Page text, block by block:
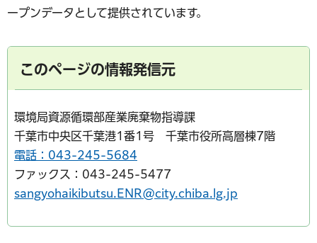
ープンデータとして提供されています。
このページの情報発信元
環境局資源循環部産業廃棄物指導課
千葉市中央区千葉港1番1号 千葉市役所高層棟7階
電話：043-245-5684
ファックス：043-245-5477
sangyohaikibutsu.ENR@city.chiba.lg.jp